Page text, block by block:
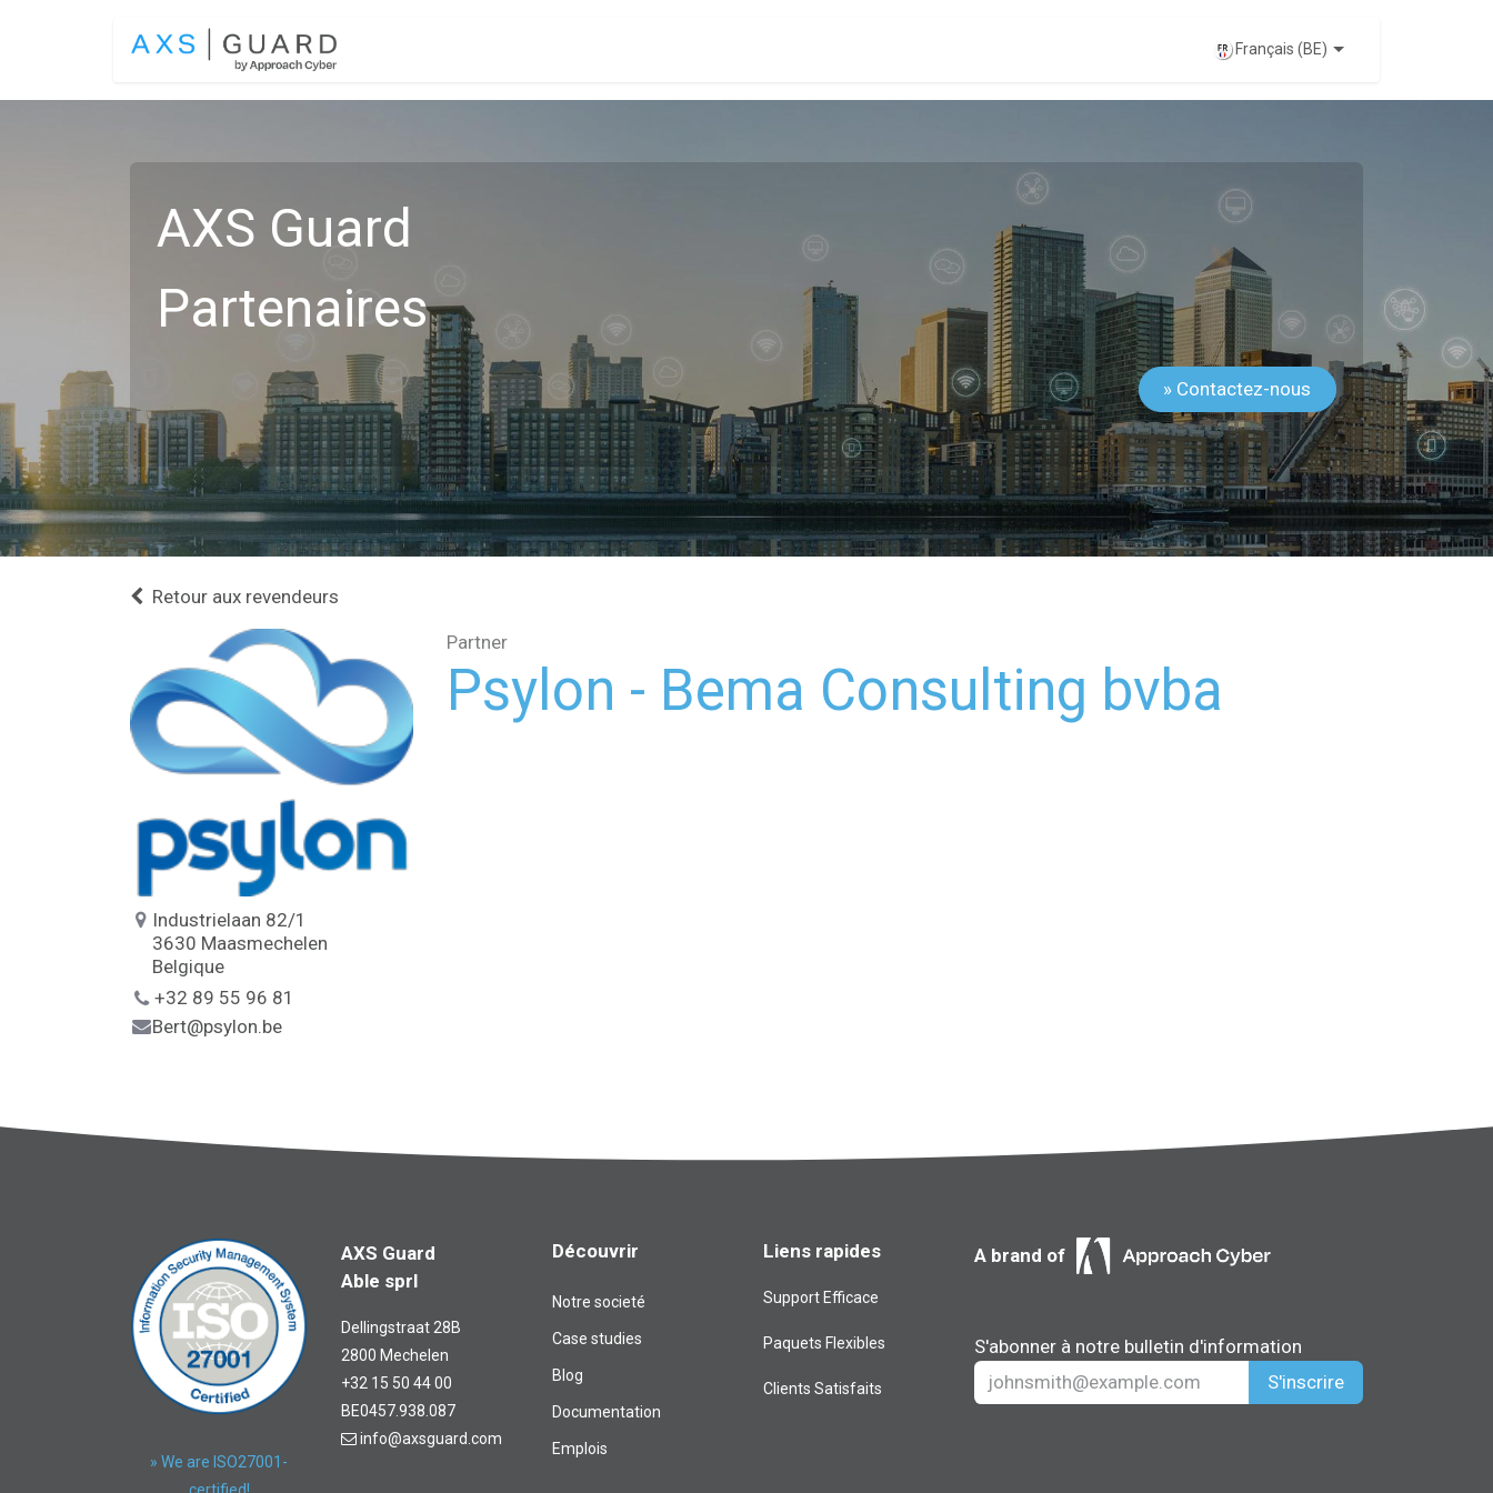
Français (BE)
AXS Guard
Partenaires
» Contactez-nous
Retour aux revendeurs
Industrielaan 82/1
3630 Maasmechelen
Belgique
+32 89 55 96 81
Bert@psylon.be
Partner
Psylon - Bema Consulting bvba
» We are ISO27001-
AXS Guard
Able sprl
Dellingstraat 28B
2800 Mechelen
+32 15 50 44 00
BE0457.938.087
info@axsguard.com
Découvrir
Notre societé
Case studies
Blog​
Documentation
Emplois
Liens rapides
Support Efficace
Paquets Flexibles
Clients Satisfaits
A brand of
S'abonner à notre bulletin d'information
S'inscrire